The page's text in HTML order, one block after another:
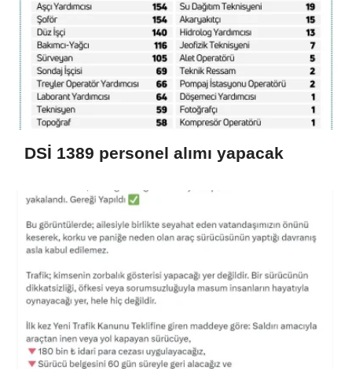
DSİ 1389 personel alımı yapacak